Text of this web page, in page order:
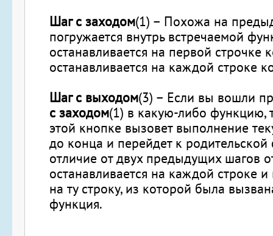
Шаг с заходом(1) – Похожа на
погружается внутрь встречаемой
останавливается на первой строчке
останавливается на каждой строке
Шаг с выходом(3) – Если вы вошли
с заходом(1) в какую-либо функцию,
этой кнопке вызовет выполнение
до конца и перейдет к
отличие от двух предыдущих шагов
останавливается на каждой строке
на ту строку, из которой была
функция.